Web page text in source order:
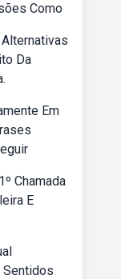
Como
Da
Em
Chamada
E
Sentidos